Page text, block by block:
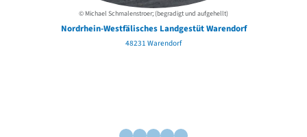
© Michael Schmalenstroer; (begradigt und aufgehellt)
Nordrhein-Westfälisches Landgestüt Warendorf
48231 Warendorf